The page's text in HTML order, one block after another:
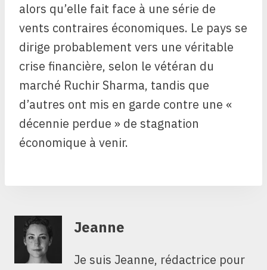
alors qu’elle fait face à une série de
vents contraires économiques. Le pays se
dirige probablement vers une véritable
crise financière, selon le vétéran du
marché Ruchir Sharma, tandis que
d’autres ont mis en garde contre une «
décennie perdue » de stagnation
économique à venir.
Jeanne
Je suis Jeanne, rédactrice pour